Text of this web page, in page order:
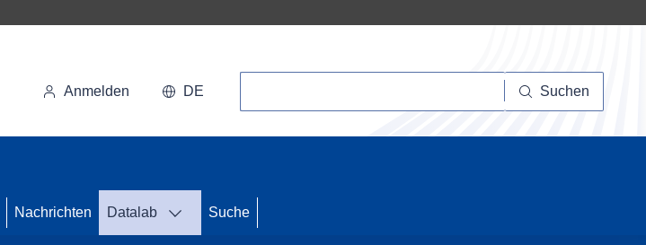
Anmelden DE Suchen
Nachrichten Datalab Suche
70